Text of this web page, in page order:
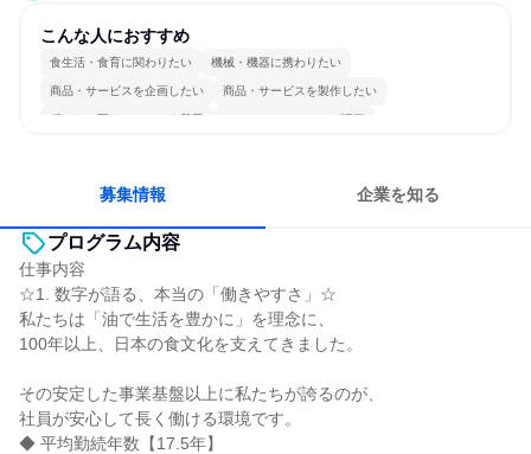
こんな人におすすめ
食生活・食育に関わりたい 機械・機器に携わりたい
商品・サービスを企画したい 商品・サービスを製作したい
穏やかで互いのペースを尊重 コミュニケーションが活発
募集情報 企業を知る
プログラム内容
仕事内容
☆1. 数字が語る、本当の「働きやすさ」☆
私たちは「油で生活を豊かに」を理念に、
100年以上、日本の食文化を支えてきました。
その安定した事業基盤以上に私たちが誇るのが、
社員が安心して長く働ける環境です。
◆ 平均勤続年数【17.5年】